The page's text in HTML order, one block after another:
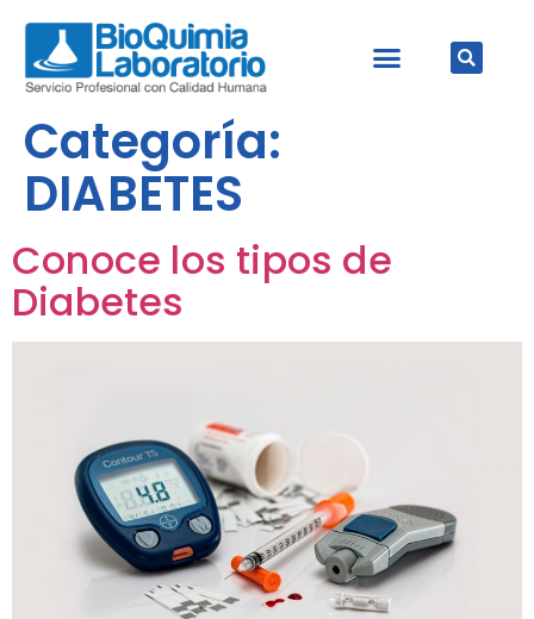
Categoría:
DIABETES
Conoce los tipos de
Diabetes